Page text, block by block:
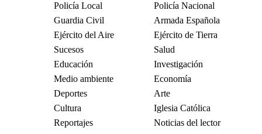
Policía Local
Policía Nacional
Guardia Civil
Armada Española
Ejército del Aire
Ejército de Tierra
Sucesos
Salud
Educación
Investigación
Medio ambiente
Economía
Deportes
Arte
Cultura
Iglesia Católica
Reportajes
Noticias del lector